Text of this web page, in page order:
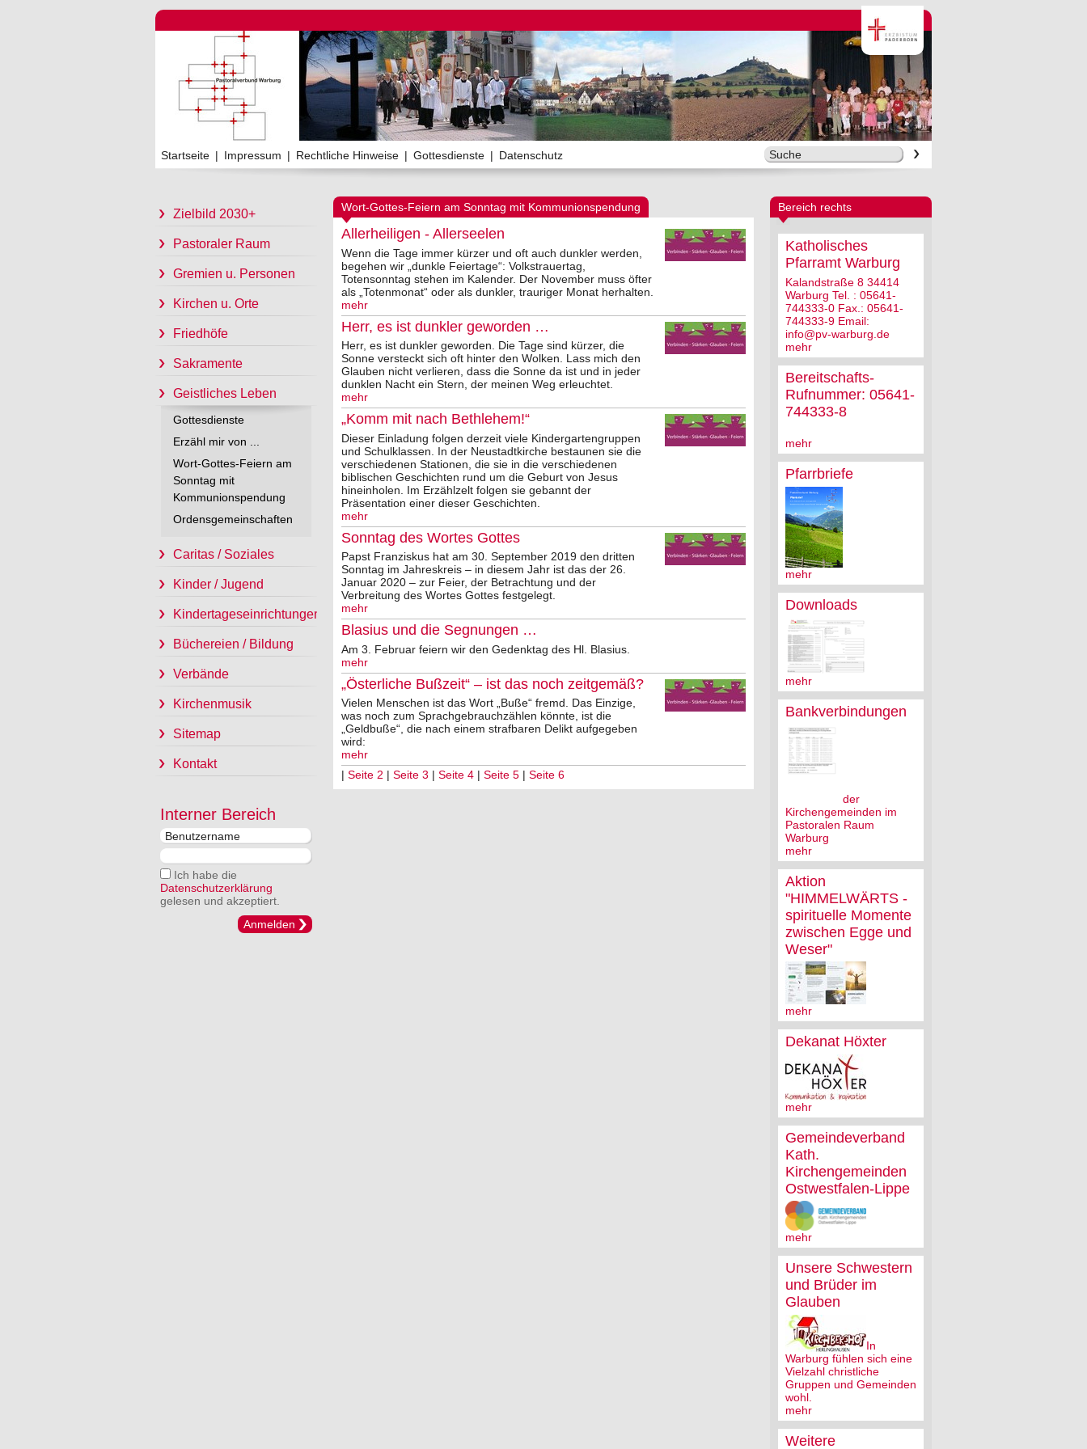
Startseite | Impressum | Rechtliche Hinweise | Gottesdienste | Datenschutz
Zielbild 2030+
Pastoraler Raum
Gremien u. Personen
Kirchen u. Orte
Friedhöfe
Sakramente
Geistliches Leben
Gottesdienste
Erzähl mir von ...
Wort-Gottes-Feiern am
Sonntag mit
Kommunionspendung
Ordensgemeinschaften
Caritas / Soziales
Kinder / Jugend
Kindertageseinrichtungen
Büchereien / Bildung
Verbände
Kirchenmusik
Sitemap
Kontakt
Interner Bereich
Ich habe die
Datenschutzerklärung
gelesen und akzeptiert.
Anmelden
Bereich rechts
Katholisches
Pfarramt Warburg
Kalandstraße 8 34414
Warburg Tel. : 05641-
744333-0 Fax.: 05641-
744333-9 Email:
info@pv-warburg.de
mehr
Bereitschafts-
Rufnummer: 05641-
744333-8
mehr
Pfarrbriefe
mehr
Downloads
mehr
Bankverbindungen
der
Kirchengemeinden im
Pastoralen Raum
Warburg
mehr
Aktion
"HIMMELWÄRTS -
spirituelle Momente
zwischen Egge und
Weser"
mehr
Dekanat Höxter
mehr
Gemeindeverband
Kath.
Kirchengemeinden
Ostwestfalen-Lippe
mehr
Unsere Schwestern
und Brüder im
Glauben
In
Warburg fühlen sich eine
Vielzahl christliche
Gruppen und Gemeinden
wohl.
mehr
Weitere
Wort-Gottes-Feiern am Sonntag mit Kommunionspendung
Allerheiligen - Allerseelen
Wenn die Tage immer kürzer und oft auch dunkler werden,
begehen wir „dunkle Feiertage“: Volkstrauertag,
Totensonntag stehen im Kalender. Der November muss öfter
als „Totenmonat“ oder als dunkler, trauriger Monat herhalten.
mehr
Herr, es ist dunkler geworden …
Herr, es ist dunkler geworden. Die Tage sind kürzer, die
Sonne versteckt sich oft hinter den Wolken. Lass mich den
Glauben nicht verlieren, dass die Sonne da ist und in jeder
dunklen Nacht ein Stern, der meinen Weg erleuchtet.
mehr
„Komm mit nach Bethlehem!“
Dieser Einladung folgen derzeit viele Kindergartengruppen
und Schulklassen. In der Neustadtkirche bestaunen sie die
verschiedenen Stationen, die sie in die verschiedenen
biblischen Geschichten rund um die Geburt von Jesus
hineinholen. Im Erzählzelt folgen sie gebannt der
Präsentation einer dieser Geschichten.
mehr
Sonntag des Wortes Gottes
Papst Franziskus hat am 30. September 2019 den dritten
Sonntag im Jahreskreis – in diesem Jahr ist das der 26.
Januar 2020 – zur Feier, der Betrachtung und der
Verbreitung des Wortes Gottes festgelegt.
mehr
Blasius und die Segnungen …
Am 3. Februar feiern wir den Gedenktag des Hl. Blasius.
mehr
„Österliche Bußzeit“ – ist das noch zeitgemäß?
Vielen Menschen ist das Wort „Buße“ fremd. Das Einzige,
was noch zum Sprachgebrauchzählen könnte, ist die
„Geldbuße“, die nach einem strafbaren Delikt aufgegeben
wird:
mehr
| Seite 2 | Seite 3 | Seite 4 | Seite 5 | Seite 6